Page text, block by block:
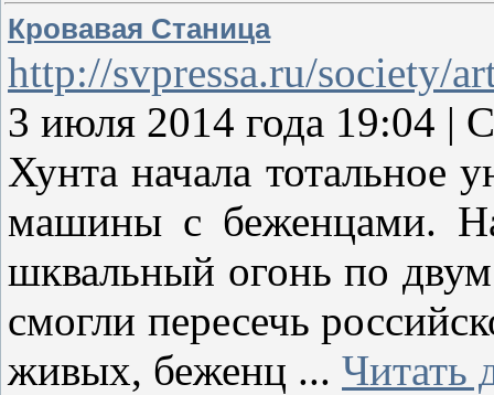
Кровавая Станица
http://svpressa.ru/society/
3 июля 2014 года 19:04 |
Хунта начала тотальное
машины с беженцами.
шквальный огонь по
смогли пересечь
живых, беженц ... Читать